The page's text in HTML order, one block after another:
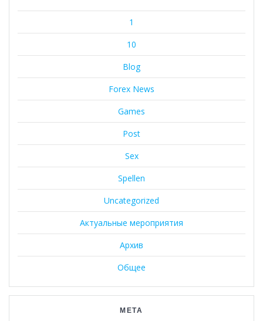
1
10
Blog
Forex News
Games
Post
Sex
Spellen
Uncategorized
Актуальные мероприятия
Архив
Общее
МЕТА